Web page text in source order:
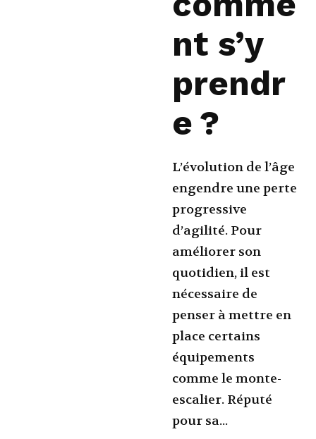
nt s’y
prendr
e ?
L’évolution de l’âge
engendre une perte
progressive
d’agilité. Pour
améliorer son
quotidien, il est
nécessaire de
penser à mettre en
place certains
équipements
comme le monte-
escalier. Réputé
pour sa...